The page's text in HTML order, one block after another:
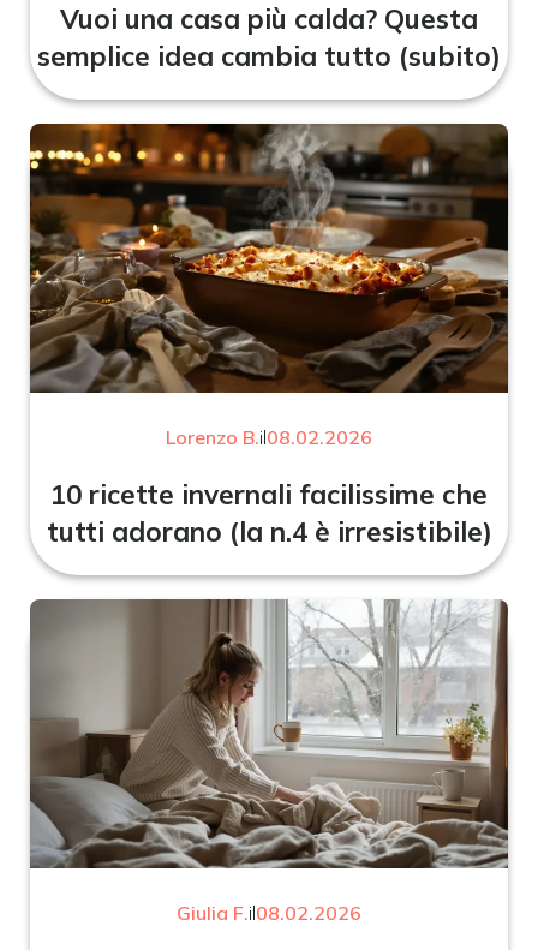
Vuoi una casa più calda? Questa
semplice idea cambia tutto (subito)
Lorenzo B.il08.02.2026
10 ricette invernali facilissime che
tutti adorano (la n.4 è irresistibile)
Giulia F.il08.02.2026